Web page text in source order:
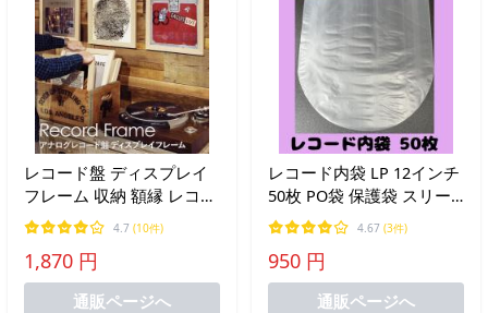
レコード盤 ディスプレイ
フレーム 収納 額縁 レコー
ドフレーム LPレコード 保
存 壁掛け アートパネル イ
ンテリア 壁飾り ジャケッ
トフレーム LP盤 LP版 木
4.7 (10件)
1,870 円
通販ページへ
レコード内袋 LP 12インチ
50枚 PO袋 保護袋 スリー
ブ
4.67 (3件)
950 円
通販ページへ